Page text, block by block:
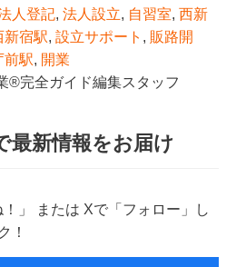
人登記, 法人設立, 自習室, 西新
新宿駅, 設立サポート , 販路開
前駅, 開業
®完全ガイド編集スタッフ
最新情報をお届け
」 または Xで「フォロー」し
！